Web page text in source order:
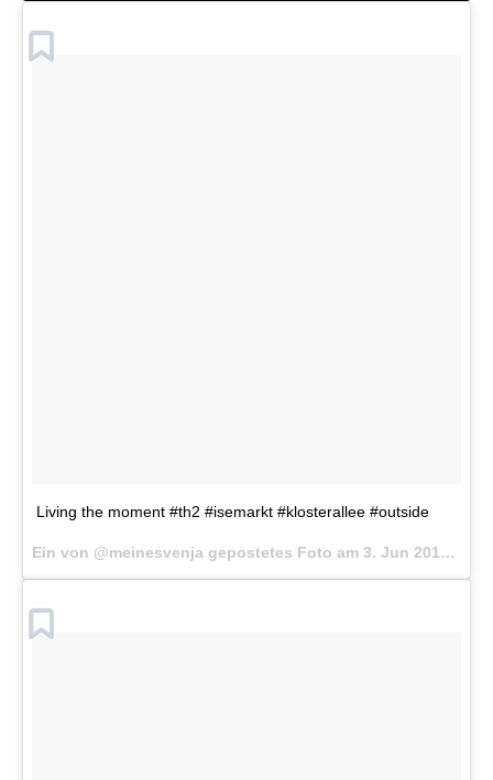
Living the moment #th2 #isemarkt #klosterallee #outside
Ein von @meinesvenja gepostetes Foto am 3. Jun 2016 um 1:20 Uhr